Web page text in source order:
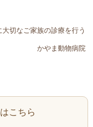
切なご家族の診療を行う
かやま動物病院
はこちら